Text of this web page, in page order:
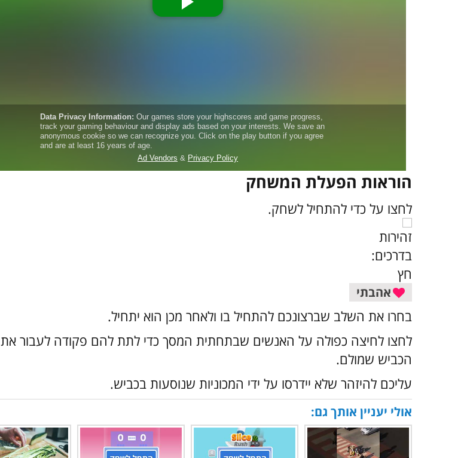
הוראות הפעלת המשחק
לחצו על
אהבתי
כדי להתחיל לשחק.
בחרו את השלב שברצונכם להתחיל בו ולאחר מכן הוא יתחיל.
לחצו לחיצה כפולה על האנשים שבתחתית המסך כדי לתת להם פקודה לעבור את
הכביש שמולם.
עליכם להיזהר שלא יידרסו על ידי המכוניות שנוסעות בכביש.
אולי יעניין אותך גם: